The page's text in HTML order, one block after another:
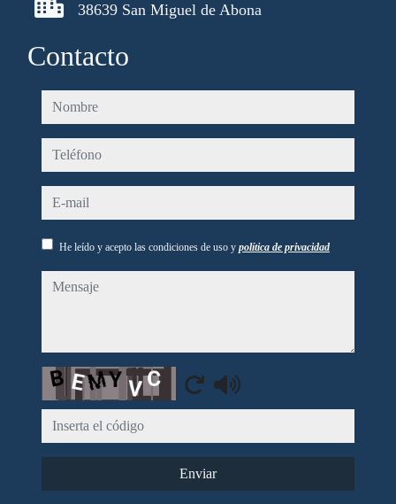
38639 San Miguel de Abona
Contacto
nombre
teléfono
e-mail
He leído y acepto las condiciones de uso y política de privacidad
mensaje
Captcha
Enviar